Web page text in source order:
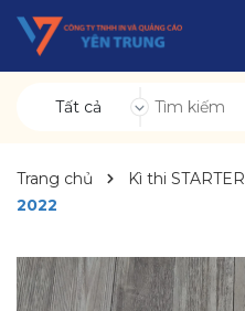
Tất cả
Trang chủ Kì thi STARTER
2022